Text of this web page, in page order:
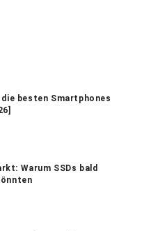
besten Smartphones
Warum SSDs bald